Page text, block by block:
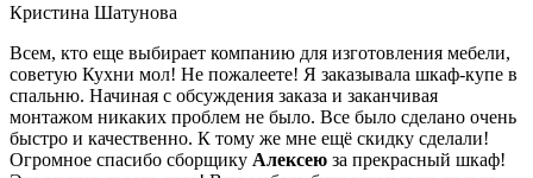
Кристина Шатунова
Всем, кто еще выбирает компанию для изготовления мебели,
советую Кухни мол! Не пожалеете! Я заказывала шкаф-купе в
спальню. Начиная с обсуждения заказа и заканчивая
монтажом никаких проблем не было. Все было сделано очень
быстро и качественно. К тому же мне ещё скидку сделали!
Огромное спасибо сборщику Алексею за прекрасный шкаф!